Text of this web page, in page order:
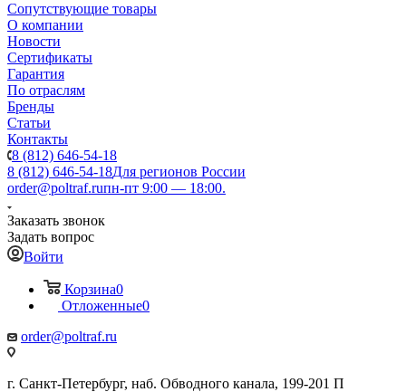
Сопутствующие товары
О компании
Новости
Сертификаты
Гарантия
По отраслям
Бренды
Статьи
Контакты
8 (812) 646-54-18
8 (812) 646-54-18Для регионов России
order@poltraf.ruпн-пт 9:00 — 18:00.
Заказать звонок
Задать вопрос
Войти
Корзина0
Отложенные0
order@poltraf.ru
г. Санкт-Петербург, наб. Обводного канала, 199-201 П